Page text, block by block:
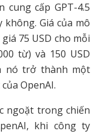
cấp GPT-4.5
Giá của mô
75 USD cho mỗi
từ) và 150 USD
nó trở thành một
OpenAI.
ngoặt trong chiến
khi công ty